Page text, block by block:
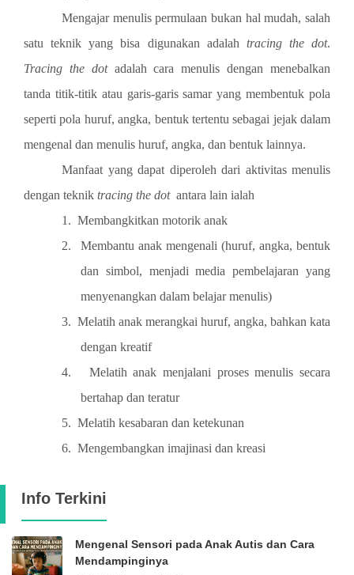
Mengajar menulis permulaan bukan hal mudah, salah
satu teknik yang bisa digunakan adalah tracing the dot.
Tracing the dotadalah cara menulis dengan menebalkan
tanda titik-titik atau garis-garis samar yang membentuk pola
seperti pola huruf, angka, bentuk tertentu sebagai jejak dalam
mengenal dan menulis huruf, angka, dan bentuk lainnya.
Manfaat yang dapat diperoleh dari aktivitas menulis
dengan teknik tracing the dot antara lain ialah
1. Membangkitkan motorik anak
2.
Membantu anak mengenali (huruf, angka, bentuk
dan simbol, menjadi media pembelajaran yang
menyenangkan dalam belajar menulis)
3. Melatih anak merangkai huruf, angka, bahkan kata
dengan kreatif
4.
Melatih anak menjalani proses menulis secara
bertahap dan teratur
5. Melatih kesabaran dan ketekunan
6. Mengembangkan imajinasi dan kreasi
Info Terkini
Mengenal Sensori pada Anak Autis dan Cara
Mendampinginya